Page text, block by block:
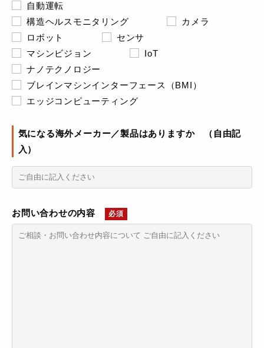
自動運転
構造ヘルスモニタリング
カメラ
ロボット
センサ
マシンビジョン
IoT
ナノテクノロジー
ブレインマシンインターフェース（BMI）
エッジコンピューティング
気になる海外メーカー／製品はありますか （自由記
入）
お問い合わせの内容 必須